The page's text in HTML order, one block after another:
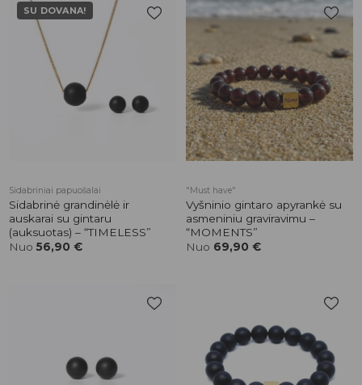
SU DOVANA!
Sidabriniai papuošalai
Sidabrinė grandinėlė ir
auskarai su gintaru
(auksuotas) – “TIMELESS”
Nuo 56,90 €
Pridėti į
patikusios
prekės
"Must have"
Vyšninio gintaro apyrankė su
asmeniniu graviravimu –
“MOMENTS”
Nuo 69,90 €
Pridėti į
patikusios
prekės